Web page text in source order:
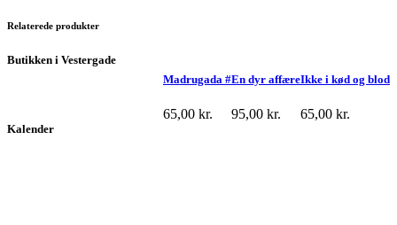
Relaterede produkter
Ikke i kød og blod
65,00 kr.
En dyr affære
95,00 kr.
Madrugada #
65,00 kr.
Butikken i Vestergade
Kalender